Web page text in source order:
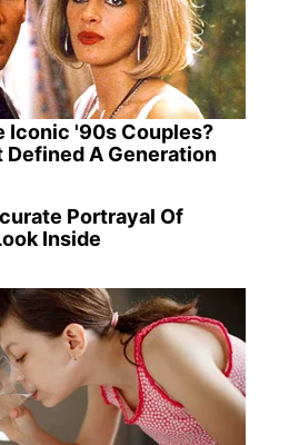
Iconic '90s Couples?
Defined A Generation
Portrayal Of
Inside